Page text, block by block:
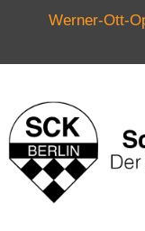
Werner-Ott-